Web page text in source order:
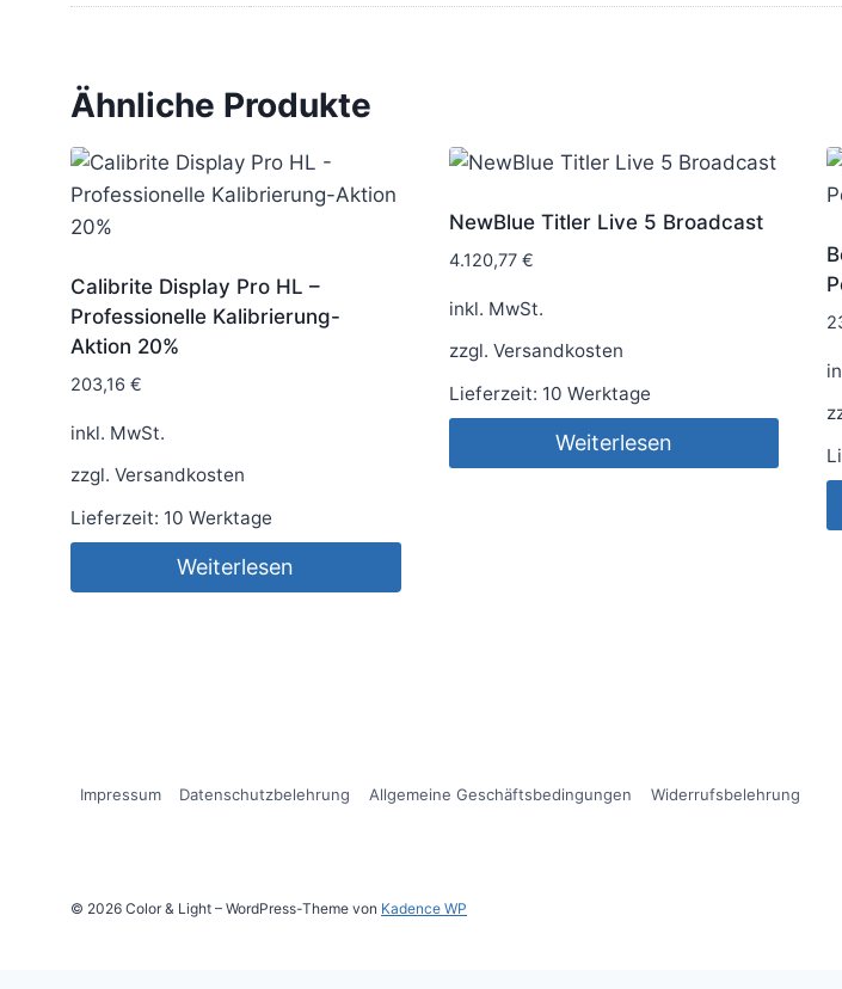
Ähnliche Produkte
Calibrite Display Pro HL –
Professionelle Kalibrierung-
Aktion 20%
203,16 €
inkl. MwSt.
zzgl. Versandkosten
Lieferzeit: 10 Werktage
Weiterlesen
NewBlue Titler Live 5 Broadcast
4.120,77 €
inkl. MwSt.
zzgl. Versandkosten
Lieferzeit: 10 Werktage
Weiterlesen
Impressum Datenschutzbelehrung Allgemeine Geschäftsbedingungen Widerrufsbelehrung
© 2026 Color & Light – WordPress-Theme von Kadence WP